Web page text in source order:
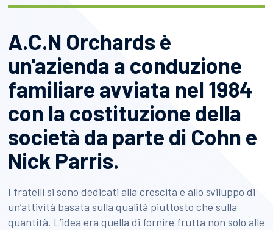
A.C.N Orchards è
un'azienda a conduzione
familiare avviata nel 1984
con la costituzione della
società da parte di Cohn e
Nick Parris.
I fratelli si sono dedicati alla crescita e allo sviluppo di
un’attività basata sulla qualità piuttosto che sulla
quantità. L’idea era quella di fornire frutta non solo alle